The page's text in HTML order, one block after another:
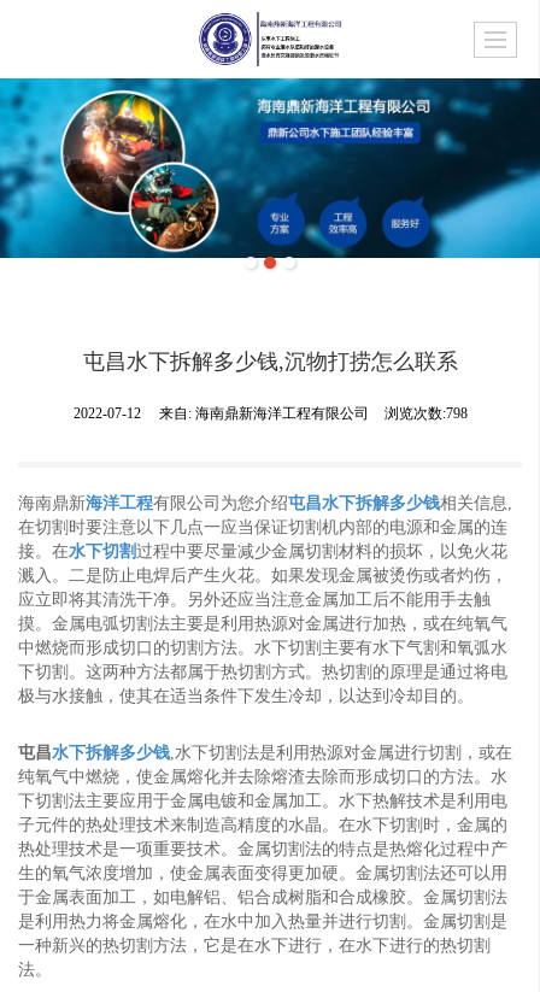
屯昌水下拆解多少钱,沉物打捞怎么联系
2022-07-12 来自: 海南鼎新海洋工程有限公司 浏览次数:798
海南鼎新海洋工程有限公司为您介绍屯昌水下拆解多少钱相关信息,
在切割时要注意以下几点一应当保证切割机内部的电源和金属的连
接。在水下切割过程中要尽量减少金属切割材料的损坏，以免火花
溅入。二是防止电焊后产生火花。如果发现金属被烫伤或者灼伤，
应立即将其清洗干净。另外还应当注意金属加工后不能用手去触
摸。金属电弧切割法主要是利用热源对金属进行加热，或在纯氧气
中燃烧而形成切口的切割方法。水下切割主要有水下气割和氧弧水
下切割。这两种方法都属于热切割方式。热切割的原理是通过将电
极与水接触，使其在适当条件下发生冷却，以达到冷却目的。
屯昌水下拆解多少钱 ,水下切割法是利用热源对金属进行切割，或在
纯氧气中燃烧，使金属熔化并去除熔渣去除而形成切口的方法。水
下切割法主要应用于金属电镀和金属加工。水下热解技术是利用电
子元件的热处理技术来制造高精度的水晶。在水下切割时，金属的
热处理技术是一项重要技术。金属切割法的特点是热熔化过程中产
生的氧气浓度增加，使金属表面变得更加硬。金属切割法还可以用
于金属表面加工，如电解铝、铝合成树脂和合成橡胶。金属切割法
是利用热力将金属熔化，在水中加入热量并进行切割。金属切割是
一种新兴的热切割方法，它是在水下进行，在水下进行的热切割
法。